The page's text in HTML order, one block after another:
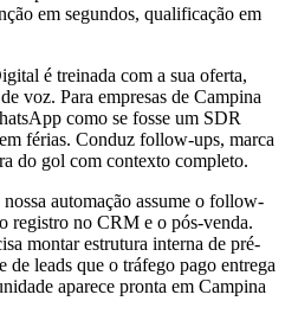
em segundos, qualificação em
é treinada com a sua oferta,
voz. Para empresas de Campina
como se fosse um SDR
férias. Conduz follow-ups, marca
do gol com contexto completo.
automação assume o follow-
registro no CRM e o pós-venda.
montar estrutura interna de pré-
de leads que o tráfego pago entrega
aparece pronta em Campina